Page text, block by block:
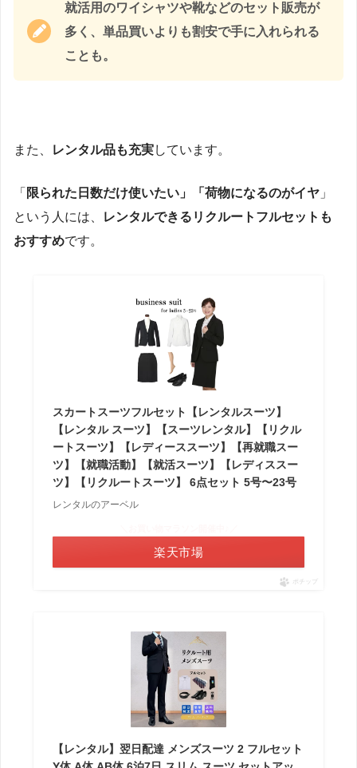
就活用のワイシャツや靴などのセット販売が
多く、単品買いよりも割安で手に入れられる
ことも。
また、 レンタル品も充実しています。
「 限られた日数だけ使いたい」「荷物になるのがイヤ 」
という人には、
レンタルできるリクルートフルセットも
おすすめです。
スカートスーツフルセット【レンタルスーツ】
【レンタル スーツ】【スーツレンタル】【リクル
ートスーツ】【レディーススーツ】【再就職スー
ツ】【就職活動】【就活スーツ】【レディススー
ツ】【リクルートスーツ】 6点セット 5号〜23号
レンタルのアーベル
楽天市場
ポチップ
【レンタル】翌日配達 メンズスーツ 2 フルセット